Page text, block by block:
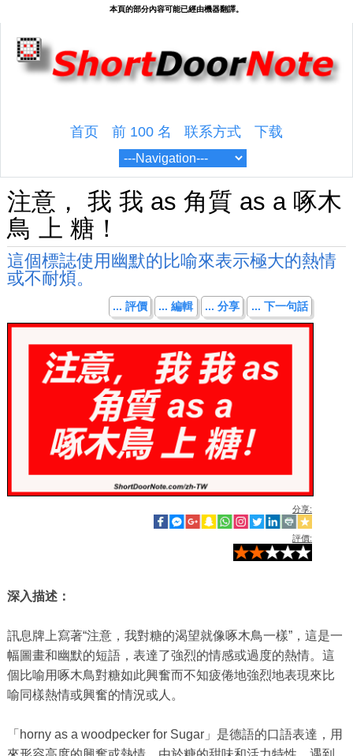
首页 前 100 名 联系方式 下载
注意， 我 我 as 角質 as a 啄木
鳥 上 糖！
這個標誌使用幽默的比喻來表示極大的熱情
或不耐煩。
... 評價 ... 編輯 ... 分享 ... 下一句話
分享:
評價:
深入描述：
訊息牌上寫著“注意，我對糖的渴望就像啄木鳥一樣”，這是一
幅圖畫和幽默的短語，表達了強烈的情感或過度的熱情。這
個比喻用啄木鳥對糖如此興奮而不知疲倦地強烈地表現來比
喻同樣熱情或興奮的情況或人。
「horny as a woodpecker for Sugar」是德語的口語表達，用